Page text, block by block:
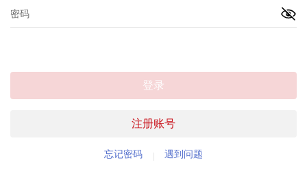
注册账号
登录
忘记密码 遇到问题